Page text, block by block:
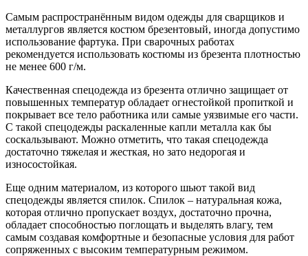
Самым распространённым видом одежды для сварщиков и
металлургов является костюм брезентовый, иногда допустимо
использование фартука. При сварочных работах
рекомендуется использовать костюмы из брезента плотностью
не менее 600 г/м.
Качественная спецодежда из брезента отлично защищает от
повышенных температур обладает огнестойкой пропиткой и
покрывает все тело работника или самые уязвимые его части.
С такой спецодежды раскаленные капли металла как бы
соскальзывают. Можно отметить, что такая спецодежда
достаточно тяжелая и жесткая, но зато недорогая и
износостойкая.
Еще одним материалом, из которого шьют такой вид
спецодежды является спилок. Спилок – натуральная кожа,
которая отлично пропускает воздух, достаточно прочна,
обладает способностью поглощать и выделять влагу, тем
самым создавая комфортные и безопасные условия для работ
сопряженных с высоким температурным режимом.